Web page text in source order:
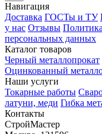
Навигация
Доставка ГОСТы и ТУ
у нас Отзывы
персональных данных
Каталог товаров
Черный металлопрокат
Оцинкованный
Наши услуги
Токарные работы
латуни, меди Гибка
Контакты
СтройМастер